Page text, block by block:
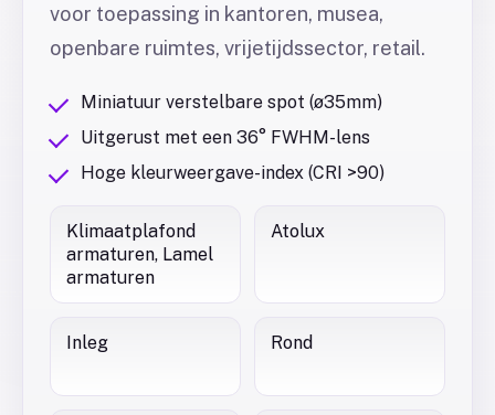
voor toepassing in kantoren, musea,
openbare ruimtes, vrijetijdssector, retail.
Miniatuur verstelbare spot (ø35mm)
Uitgerust met een 36° FWHM-lens
Hoge kleurweergave-index (CRI >90)
Klimaatplafond
armaturen, Lamel
armaturen
Atolux
Inleg Rond